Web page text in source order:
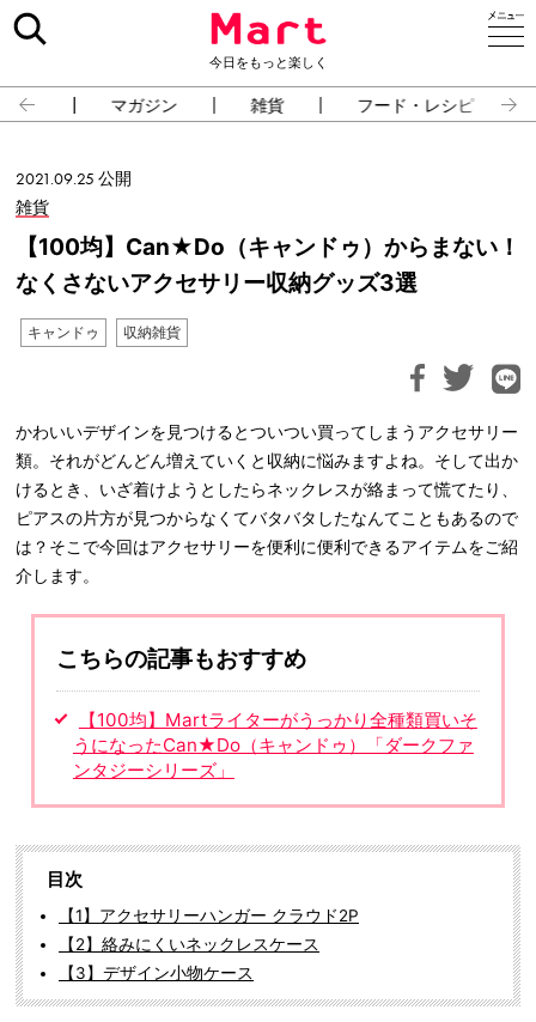
今日をもっと楽しく
占い マガジン 雑貨 フード・レシピ
2021.09.25 公開
雑貨
【100均】Can★Do（キャンドゥ）からまない！
なくさないアクセサリー収納グッズ3選
キャンドゥ 収納雑貨
かわいいデザインを見つけるとついつい買ってしまうアクセサリー
類。それがどんどん増えていくと収納に悩みますよね。そして出か
けるとき、いざ着けようとしたらネックレスが絡まって慌てたり、
ピアスの片方が見つからなくてバタバタしたなんてこともあるので
は？そこで今回はアクセサリーを便利に便利できるアイテムをご紹
介します。
こちらの記事もおすすめ
【100均】Martライターがうっかり全種類買いそ
うになったCan★Do（キャンドゥ）「ダークファ
ンタジーシリーズ」
目次
【1】アクセサリーハンガー クラウド2P
【2】絡みにくいネックレスケース
【3】デザイン小物ケース